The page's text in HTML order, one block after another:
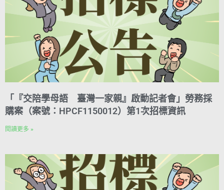
「『交陪學母語 臺灣一家親』啟動記者會」勞務採
購案（案號：HPCF1150012）第1次招標資訊
閱讀更多 »